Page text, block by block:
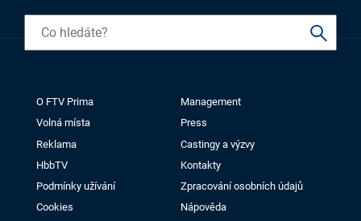
O FTV Prima
Management
Volná místa
Press
Reklama
Castingy a výzvy
HbbTV
Kontakty
Podmínky užívání
Zpracování osobních údajů
Cookies
Nápověda